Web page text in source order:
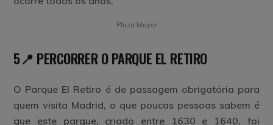
Plaza Mayor
5📍 PERCORRER O PARQUE EL RETIRO
O Parque El Retiro é de passagem obrigatória para
quem visita Madrid, o que poucas pessoas sabem é
que este parque, criado entre 1630 e 1640, foi